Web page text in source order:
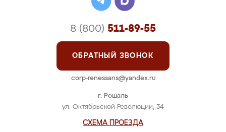
г. Рошаль
ул. Октябрьской Революции, 34
СХЕМА ПРОЕЗДА
8 (800) 511-89-55
ОБРАТНЫЙ ЗВОНОК
corp-renessans@yandex.ru